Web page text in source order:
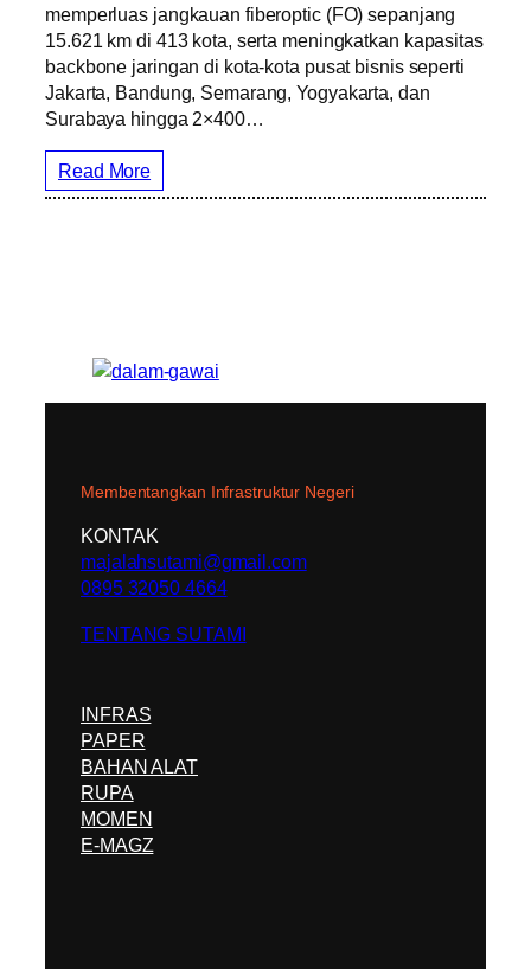
memperluas jangkauan fiberoptic (FO) sepanjang
15.621 km di 413 kota, serta meningkatkan kapasitas
backbone jaringan di kota-kota pusat bisnis seperti
Jakarta, Bandung, Semarang, Yogyakarta, dan
Surabaya hingga 2×400…
Read More
Membentangkan Infrastruktur Negeri
KONTAK
majalahsutami@gmail.com
0895 32050 4664
TENTANG SUTAMI
INFRAS
PAPER
BAHAN ALAT
RUPA
MOMEN
E-MAGZ